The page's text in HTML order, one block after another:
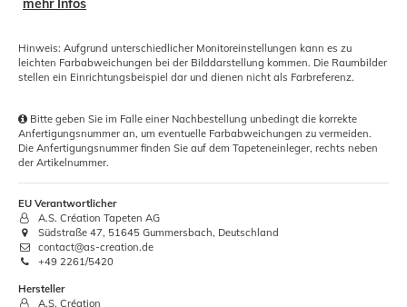
mehr Infos
Hinweis: Aufgrund unterschiedlicher Monitoreinstellungen kann es zu
leichten Farbabweichungen bei der Bilddarstellung kommen. Die Raumbilder
stellen ein Einrichtungsbeispiel dar und dienen nicht als Farbreferenz.
Bitte geben Sie im Falle einer Nachbestellung unbedingt die korrekte
Anfertigungsnummer an, um eventuelle Farbabweichungen zu vermeiden.
Die Anfertigungsnummer finden Sie auf dem Tapeteneinleger, rechts neben
der Artikelnummer.
EU Verantwortlicher
A.S. Création Tapeten AG
Südstraße 47, 51645 Gummersbach, Deutschland
contact@as-creation.de
+49 2261/5420
Hersteller
A.S. Création